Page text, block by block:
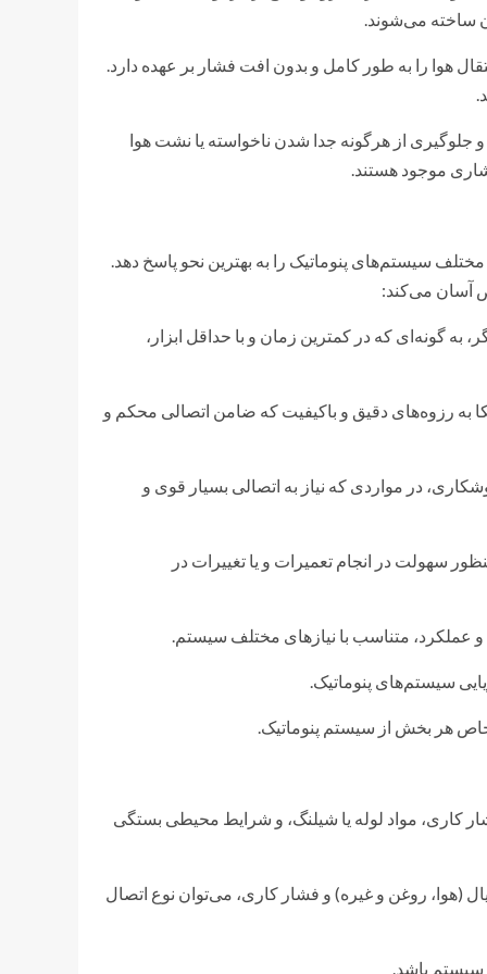
ساخته می‌شوند.
هوا را به طور کامل و بدون افت فشار بر عهده دارد.
از هرگونه جدا شدن ناخواسته یا نشت هوا
موجود هستند.
سیستم‌های پنوماتیک را به بهترین نحو پاسخ دهد.
آسان می‌کند:
به گونه‌ای که در کمترین زمان و با حداقل ابزار،
به رزوه‌های دقیق و باکیفیت که ضامن اتصالی محکم و
در مواردی که نیاز به اتصالی بسیار قوی و
سهولت در انجام تعمیرات و یا تغییرات در
عملکرد، متناسب با نیازهای مختلف سیستم.
سیستم‌های پنوماتیک.
هر بخش از سیستم پنوماتیک.
کاری، مواد لوله یا شیلنگ، و شرایط محیطی بستگی
(هوا، روغن و غیره) و فشار کاری، می‌توان نوع اتصال
سیستم باشد.